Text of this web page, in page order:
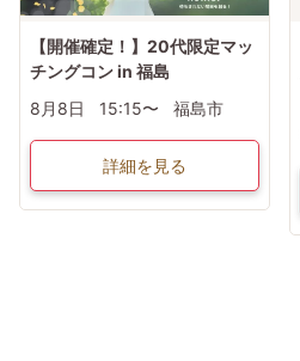
【開催確定！】20代限定マッ
チングコン in 福島
8月8日
15:15〜 福島市
詳細を見る